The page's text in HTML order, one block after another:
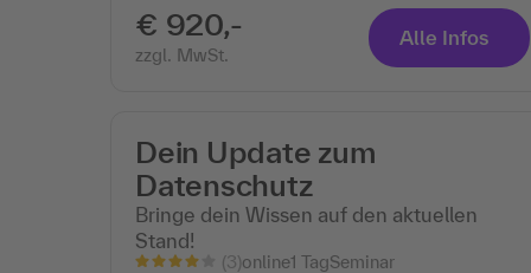
€ 920,-
zzgl. MwSt.
Alle Infos
Dein Update zum
Datenschutz
Bringe dein Wissen auf den aktuellen
Stand!
(3)online1 TagSeminar